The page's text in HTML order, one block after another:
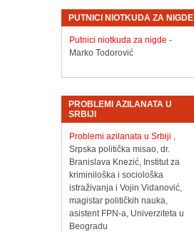
PUTNICI NIOTKUDA ZA NIGDE
Putnici niotkuda za nigde -
Marko Todorović
PROBLEMI AZILANATA U
SRBIJI
Problemi azilanata u Srbiji ,
Srpska politička misao, dr.
Branislava Knezić, Institut za
kriminiloška i sociološka
istraživanja i Vojin Vidanović,
magistar političkih nauka,
asistent FPN-a, Univerziteta u
Beogradu